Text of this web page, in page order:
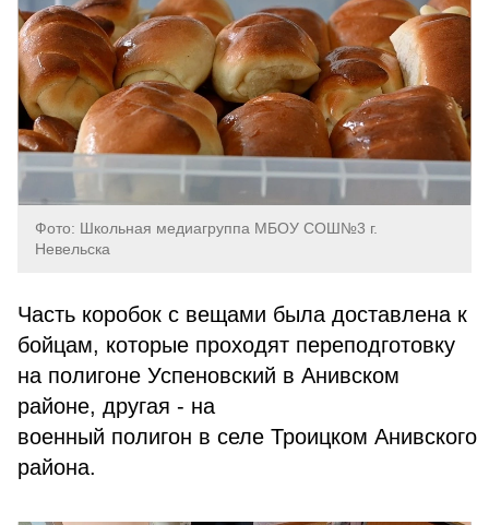
Фото: Школьная медиагруппа МБОУ СОШ№3 г.
Невельска
Часть коробок с вещами была доставлена к
бойцам, которые проходят переподготовку
на полигоне Успеновский в Анивском
районе, другая - на
военный полигон в селе Троицком Анивского
района.